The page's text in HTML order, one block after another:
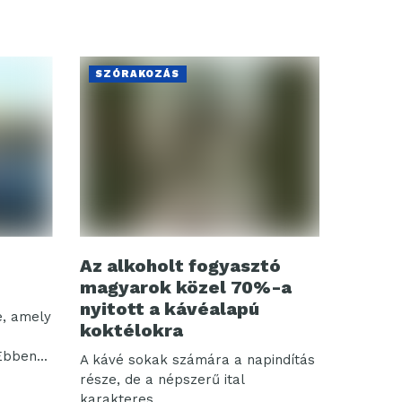
amely
SZÓRAKOZÁS
Az alkoholt fogyasztó
magyarok közel 70%-a
nyitott a kávéalapú
koktélokra
A kávé sokak számára a napindítás
része, de a népszerű ital